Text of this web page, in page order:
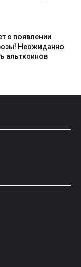
о появлении
Неожиданно
альткоинов